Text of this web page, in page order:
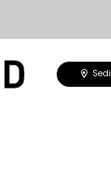
Sedi